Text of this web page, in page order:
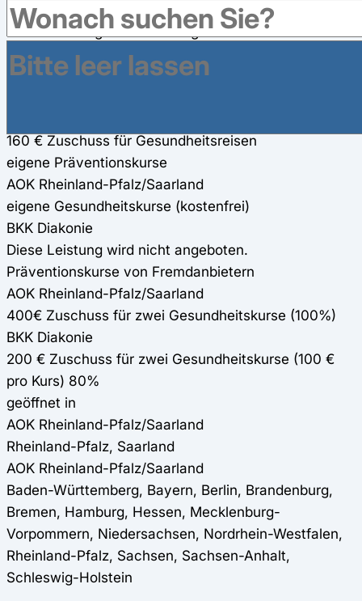
BKK Diakonie
Diese Leistung wird nicht angeboten.
Gesundheitsreisen
AOK Rheinland-Pfalz/Saarland
160 € Zuschuss für Gesundheitsreisen
eigene Präventionskurse
AOK Rheinland-Pfalz/Saarland
eigene Gesundheitskurse (kostenfrei)
BKK Diakonie
Diese Leistung wird nicht angeboten.
Präventionskurse von Fremdanbietern
AOK Rheinland-Pfalz/Saarland
400€ Zuschuss für zwei Gesundheitskurse (100%)
BKK Diakonie
200 € Zuschuss für zwei Gesundheitskurse (100 €
pro Kurs) 80%
geöffnet in
AOK Rheinland-Pfalz/Saarland
Rheinland-Pfalz, Saarland
AOK Rheinland-Pfalz/Saarland
Baden-Württemberg, Bayern, Berlin, Brandenburg,
Bremen, Hamburg, Hessen, Mecklenburg-
Vorpommern, Niedersachsen, Nordrhein-Westfalen,
Rheinland-Pfalz, Sachsen, Sachsen-Anhalt,
Schleswig-Holstein